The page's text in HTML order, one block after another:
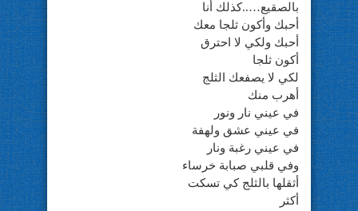
بالصقيع…..كذلك أنا
أحبك وأكون ثلجا معك
أحبك ولكي لا احترق
أكون ثلجا
لكي لا يصفعك الثلج
أهرب منك
في عيني نار ونور
في عيني عشق ولهفة
في عيني رغبة ونار
وفي قلبي صبابة خرساء
أثقلها بالثلج كي تسكت
أكثر